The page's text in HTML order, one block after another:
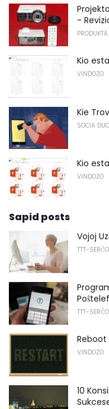
-
Kio
VINDOZO
Kie
SOCIA
Kio
VINDOZO
Sapid posts
Vojoj
TTT-SERĈO
TTT-SERĈO
Reboot
VINDOZO
10